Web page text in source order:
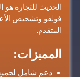
الحديث للتجارة هو
المتقدم.
المميزات:
دعم شامل